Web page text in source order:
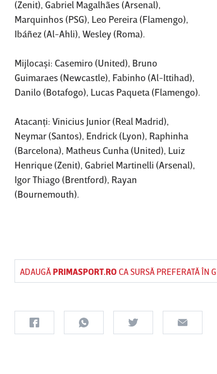
(Zenit), Gabriel Magalhães (Arsenal),
Marquinhos (PSG), Leo Pereira (Flamengo),
Ibáñez (Al-Ahli), Wesley (Roma).
Mijlocaşi: Casemiro (United), Bruno
Guimaraes (Newcastle), Fabinho (Al-Ittihad),
Danilo (Botafogo), Lucas Paqueta (Flamengo).
Atacanţi: Vinicius Junior (Real Madrid),
Neymar (Santos), Endrick (Lyon), Raphinha
(Barcelona), Matheus Cunha (United), Luiz
Henrique (Zenit), Gabriel Martinelli (Arsenal),
Igor Thiago (Brentford), Rayan
(Bournemouth).
ADAUGĂ PRIMASPORT.ROCA SURSĂ PREFERATĂ ÎN